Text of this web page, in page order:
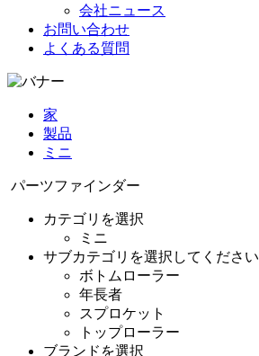
会社ニュース
お問い合わせ
よくある質問
家
製品
ミニ
パーツファインダー
カテゴリを選択
ミニ
サブカテゴリを選択してください
ボトムローラー
年長者
スプロケット
トップローラー
ブランドを選択